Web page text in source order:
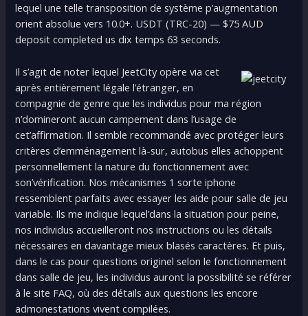
lequel une telle transposition de système p’augmentation
orient absolue vers 10.0+. USDT (TRC-20) — $75 AUD
deposit completed us dix temps 63 seconds.
Il s’agit de noter lequel JeetCity opère via cet
après entièrement légale l’étranger, en
compagnie de genre que les individus pour ma région
n’domineront aucun campement dans l’usage de
cet’affirmation. Il semble recommandé avec protéger leurs
critères d’emménagement là-sur, autobus elles achoppent
personnellement la nature du fonctionnement avec
son’vérification. Nos mécanismes 1 sorte iphone
ressemblent parfaits avec essayer les aide pour salle de jeu
variable. Ils me indique lequel’dans la situation pour peine,
nos individus accueilleront nos instructions ou les détails
nécessaires en davantage mieux blasés caractères. Et puis,
dans le cas pour questions originel selon le fonctionnement
dans salle de jeu, les individus auront la possibilité se référer
à le site FAQ, où des détails aux questions les encore
admonestations vivent compilées.